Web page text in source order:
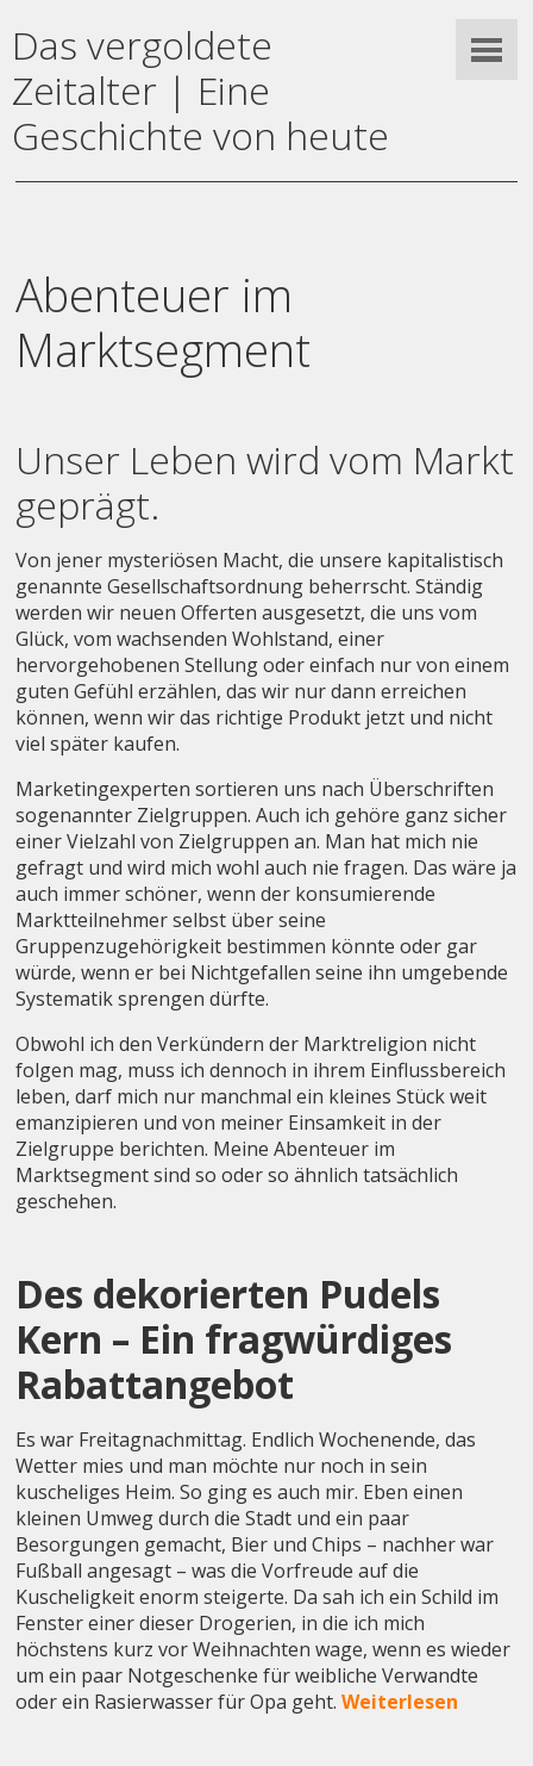
Das vergoldete
Zeitalter | Eine
Geschichte von heute
Abenteuer im
Marktsegment
Unser Leben wird vom Markt
geprägt.
Von jener mysteriösen Macht, die unsere kapitalistisch
genannte Gesellschaftsordnung beherrscht. Ständig
werden wir neuen Offerten ausgesetzt, die uns vom
Glück, vom wachsenden Wohlstand, einer
hervorgehobenen Stellung oder einfach nur von einem
guten Gefühl erzählen, das wir nur dann erreichen
können, wenn wir das richtige Produkt jetzt und nicht
viel später kaufen.
Marketingexperten sortieren uns nach Überschriften
sogenannter Zielgruppen. Auch ich gehöre ganz sicher
einer Vielzahl von Zielgruppen an. Man hat mich nie
gefragt und wird mich wohl auch nie fragen. Das wäre ja
auch immer schöner, wenn der konsumierende
Marktteilnehmer selbst über seine
Gruppenzugehörigkeit bestimmen könnte oder gar
würde, wenn er bei Nichtgefallen seine ihn umgebende
Systematik sprengen dürfte.
Obwohl ich den Verkündern der Marktreligion nicht
folgen mag, muss ich dennoch in ihrem Einflussbereich
leben, darf mich nur manchmal ein kleines Stück weit
emanzipieren und von meiner Einsamkeit in der
Zielgruppe berichten. Meine Abenteuer im
Marktsegment sind so oder so ähnlich tatsächlich
geschehen.
Des dekorierten Pudels
Kern – Ein fragwürdiges
Rabattangebot
Es war Freitagnachmittag. Endlich Wochenende, das
Wetter mies und man möchte nur noch in sein
kuscheliges Heim. So ging es auch mir. Eben einen
kleinen Umweg durch die Stadt und ein paar
Besorgungen gemacht, Bier und Chips – nachher war
Fußball angesagt – was die Vorfreude auf die
Kuscheligkeit enorm steigerte. Da sah ich ein Schild im
Fenster einer dieser Drogerien, in die ich mich
höchstens kurz vor Weihnachten wage, wenn es wieder
um ein paar Notgeschenke für weibliche Verwandte
oder ein Rasierwasser für Opa geht.Weiterlesen